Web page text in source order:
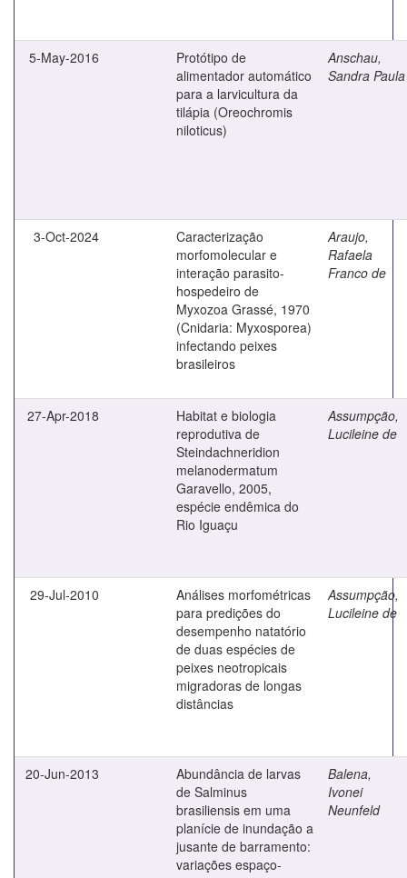
5-May-2016
Protótipo de
alimentador automático
para a larvicultura da
tilápia (Oreochromis
niloticus)
Anschau,
Sandra Paula
3-Oct-2024
Caracterização
morfomolecular e
interação parasito-
hospedeiro de
Myxozoa Grassé, 1970
(Cnidaria: Myxosporea)
infectando peixes
brasileiros
Araujo,
Rafaela
Franco de
27-Apr-2018
Habitat e biologia
reprodutiva de
Steindachneridion
melanodermatum
Garavello, 2005,
espécie endêmica do
Rio Iguaçu
Assumpção,
Lucileine de
29-Jul-2010
Análises morfométricas
para predições do
desempenho natatório
de duas espécies de
peixes neotropicais
migradoras de longas
distâncias
Assumpção,
Lucileine de
20-Jun-2013
Abundância de larvas
de Salminus
brasiliensis em uma
planície de inundação a
jusante de barramento:
variações espaço-
Balena,
Ivonei
Neunfeld